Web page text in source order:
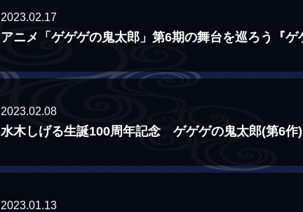
2023.02.17
アニメ「ゲゲゲの鬼太郎」第6期の舞台を巡ろう『
2023.02.08
水木しげる生誕100周年記念 ゲゲゲの鬼太郎(第6作
2023.01.13